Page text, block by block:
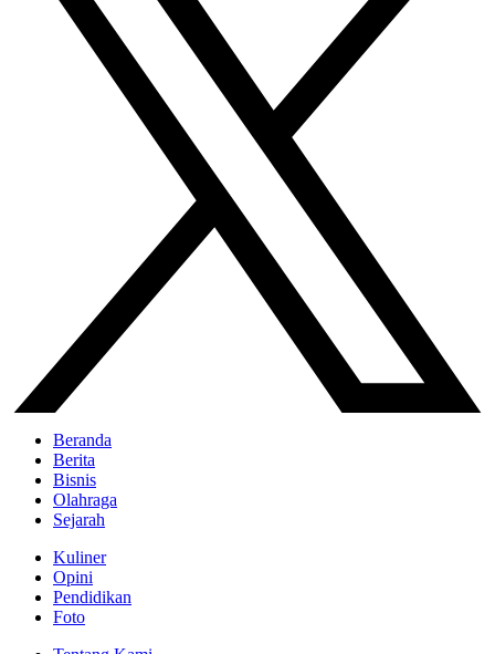
Beranda
Berita
Bisnis
Olahraga
Sejarah
Kuliner
Opini
Pendidikan
Foto